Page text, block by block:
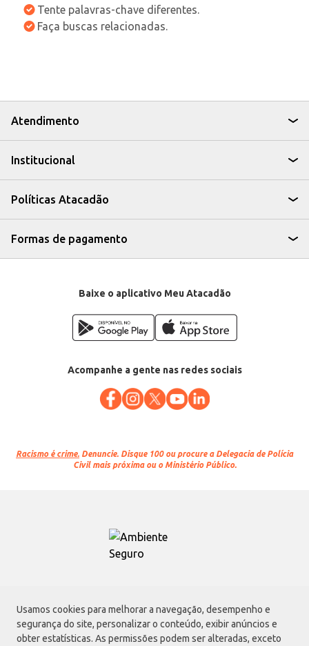
Usamos cookies para melhorar a navegação, desempenho e
segurança do site, personalizar o conteúdo, exibir anúncios e
obter estatísticas. As permissões podem ser alteradas, exceto
Tente palavras-chave diferentes.
Faça buscas relacionadas.
Atendimento
Institucional
Políticas Atacadão
Formas de pagamento
Baixe o aplicativo Meu Atacadão
Acompanhe a gente nas redes sociais
Racismo é crime. Denuncie. Disque 100 ou procure a Delegacia de Polícia
Civil mais próxima ou o Ministério Público.
Atacadão S.A.
Avenida Morvan Dias de Figueiredo, 6169, Vila Maria, São Paulo - SP | CEP
02170-901 | CNPJ: 75.315.333/0001-09